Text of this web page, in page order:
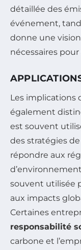
détaillée des
événement,
donne une
nécessaires
Les implications
également
est souvent
des stratégies
répondre aux
souvent utilisée
aux impacts
Certaines
responsabilité
carbone et